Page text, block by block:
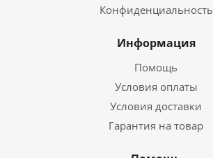
Конфиденциальность
Информация
Помощь
Условия оплаты
Условия доставки
Гарантия на товар